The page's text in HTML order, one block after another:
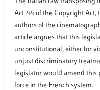
Art. 44 of the Copyright
authors of the
article argues that this
unconstitutional, either for
unjust discriminatory
legislator would amend this
force in the French system.